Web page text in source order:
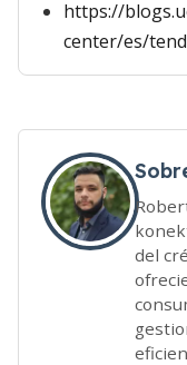
https://
center/es/
del